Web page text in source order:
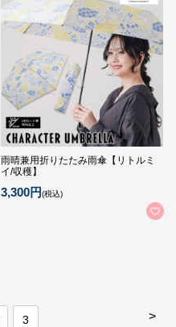
雨晴兼用折りたたみ雨傘【リトルミ
イ/収穫】
3,300円(税込)
>
3